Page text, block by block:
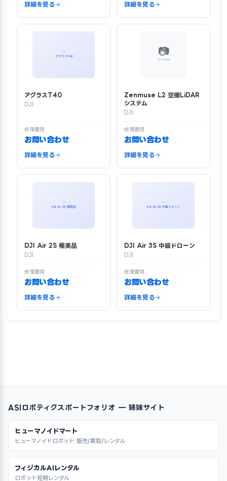
詳細を見る 詳細を見る
アグラスT40
DJI
修理費用
お問い合わせ
詳細を見る
Zenmuse L2 空撮LiDAR
システム
DJI
修理費用
お問い合わせ
詳細を見る
DJI Air 2S 極美品
DJI
修理費用
お問い合わせ
詳細を見る
DJI Air 3S 中級ドローン
DJI
修理費用
お問い合わせ
詳細を見る
ASIロボティクスポートフォリオ — 姉妹サイト
ヒューマノイドマート
ヒューマノイドロボット 販売/買取/レンタル
フィジカルAIレンタル
ロボット短期レンタル